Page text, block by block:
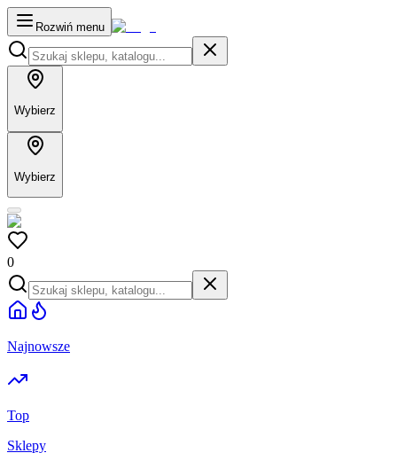
Rozwiń menu
Wybierz
Wybierz
0
Najnowsze
Top
Sklepy